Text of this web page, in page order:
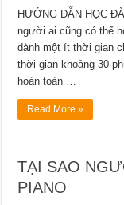
HƯỚNG DẪN HỌC
người ai cũng có thể
dành một ít thời gian
thời gian khoảng 30
hoàn toàn …
Read More »
TẠI SAO
PIANO